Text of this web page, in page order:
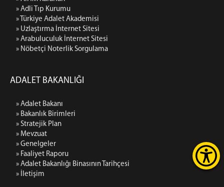
» Adli Tıp Kurumu
» Türkiye Adalet Akademisi
» Uzlaştırma İnternet Sitesi
» Arabuluculuk İnternet Sitesi
» Nöbetçi Noterlik Sorgulama
ADALET BAKANLIĞI
» Adalet Bakanı
» Bakanlık Birimleri
» Stratejik Plan
» Mevzuat
» Genelgeler
» Faaliyet Raporu
» Adalet Bakanlığı Binasının Tarihçesi
» İletişim